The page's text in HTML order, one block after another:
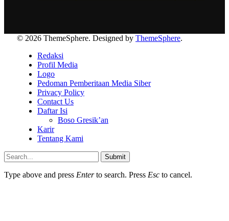
© 2026 ThemeSphere. Designed by ThemeSphere.
Redaksi
Profil Media
Logo
Pedoman Pemberitaan Media Siber
Privacy Policy
Contact Us
Daftar Isi
Boso Gresik’an
Karir
Tentang Kami
Submit
Type above and press Enterto search. Press Esc to cancel.